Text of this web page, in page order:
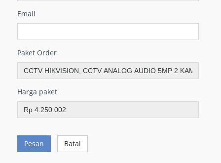
Email
Paket Order
Harga paket
Pesan Batal